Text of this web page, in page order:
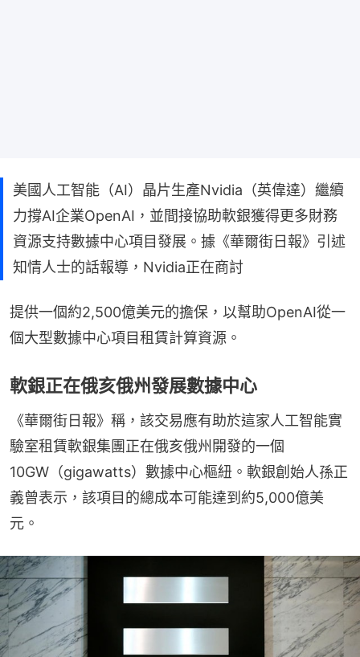
美國人工智能（AI）晶片生產Nvidia（英偉達）繼續
力撐AI企業OpenAI，並間接協助軟銀獲得更多財務
資源支持數據中心項目發展。據《華爾街日報》引述
知情人士的話報導，Nvidia正在商討
提供一個約2,500億美元的擔保，以幫助OpenAI從一
個大型數據中心項目租賃計算資源。
軟銀正在俄亥俄州發展數據中心
《華爾街日報》稱，該交易應有助於這家人工智能實
驗室租賃軟銀集團正在俄亥俄州開發的一個
10GW（gigawatts）數據中心樞紐。軟銀創始人孫正
義曾表示，該項目的總成本可能達到約5,000億美
元。